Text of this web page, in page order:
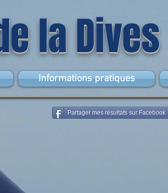
la Dives
Informations pratiques
Partager mes résultats sur Facebook